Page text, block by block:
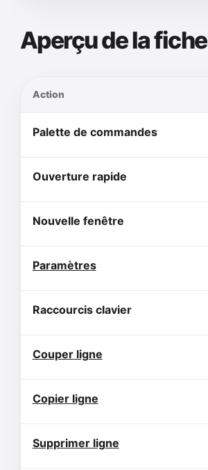
Aperçu de la fiche
Action
Palette de commandes
Ouverture rapide
Nouvelle fenêtre
Paramètres
Raccourcis clavier
Couper ligne
Copier ligne
Supprimer ligne